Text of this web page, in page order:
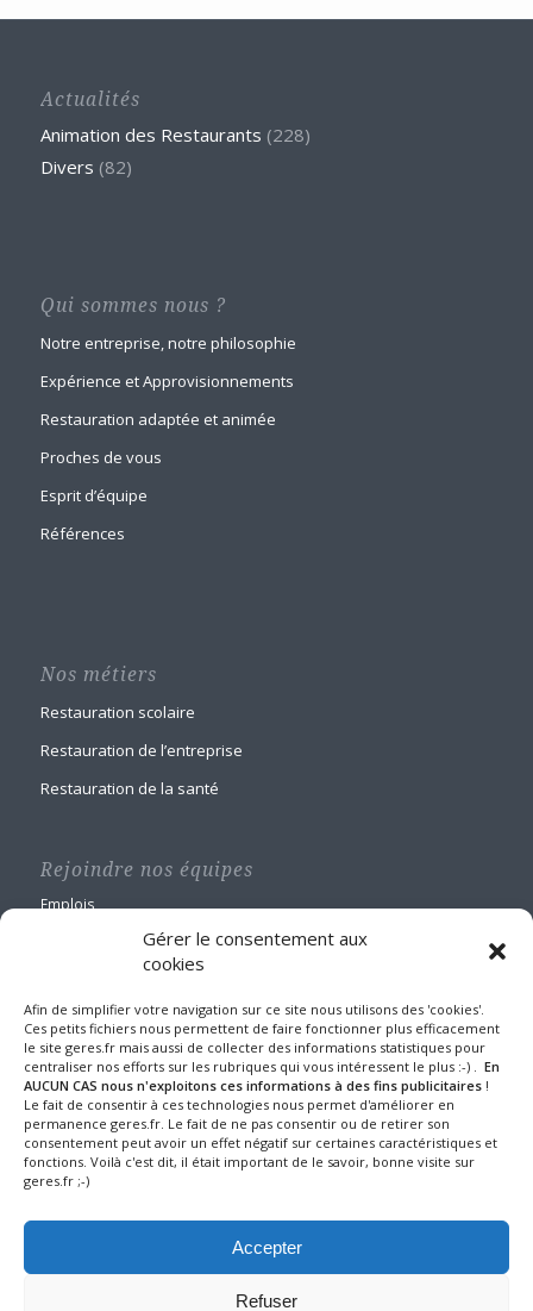
Gérer le consentement aux
cookies
Afin de simplifier votre navigation sur ce site nous utilisons des 'cookies'.
Ces petits fichiers nous permettent de faire fonctionner plus efficacement
le site geres.fr mais aussi de collecter des informations statistiques pour
centraliser nos efforts sur les rubriques qui vous intéressent le plus :-) . En
AUCUN CAS nous n'exploitons ces informations à des fins publicitaires !
Le fait de consentir à ces technologies nous permet d'améliorer en
permanence geres.fr. Le fait de ne pas consentir ou de retirer son
consentement peut avoir un effet négatif sur certaines caractéristiques et
fonctions. Voilà c'est dit, il était important de le savoir, bonne visite sur
geres.fr ;-)
Accepter
Refuser
Actualités
Animation des Restaurants (228)
Divers (82)
Qui sommes nous ?
Notre entreprise, notre philosophie
Expérience et Approvisionnements
Restauration adaptée et animée
Proches de vous
Esprit d’équipe
Références
Nos métiers
Restauration scolaire
Restauration de l’entreprise
Restauration de la santé
Rejoindre nos équipes
Emplois
GERES Restauration
Maison Blanche
1 route de Nangis - BP 60588
77016 MELUN CEDEX
Tel : 01 64 10 22 90
Fax : 01 64 39 24 43